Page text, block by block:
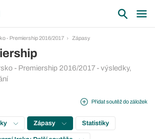
- Premiership 2016/2017 Zápasy
- Premiership 2016/2017 - výsledky,
Přidat soutěž do záložek
Zápasy Statistiky